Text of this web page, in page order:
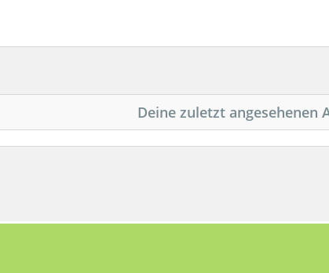
Deine zuletzt angesehenen